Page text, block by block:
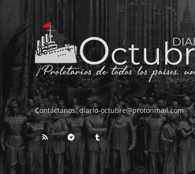
Contáctanos:diario-octubre@protonmail.com